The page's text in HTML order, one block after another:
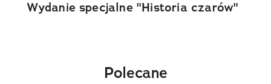
Wydanie specjalne "Historia czarów"
Polecane